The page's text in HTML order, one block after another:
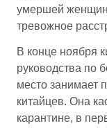
умершей
тревожное
В конце ноября
руководства по
место занимает
китайцев. Она
карантине, в